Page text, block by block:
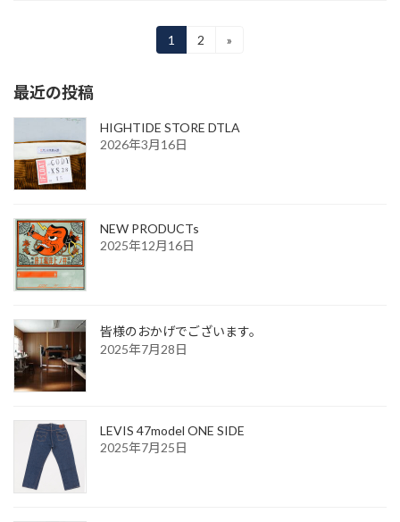
の
ー
ジ
送
り
固
定
1
固
2 »
最近の投稿
HIGHTIDE STORE DTLA
2026年3月16日
NEW PRODUCTs
2025年12月16日
皆様のおかげでございます。
2025年7月28日
LEVIS 47model ONE SIDE
2025年7月25日